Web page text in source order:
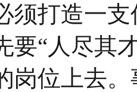
须打造一
要“人尽其
岗位上去